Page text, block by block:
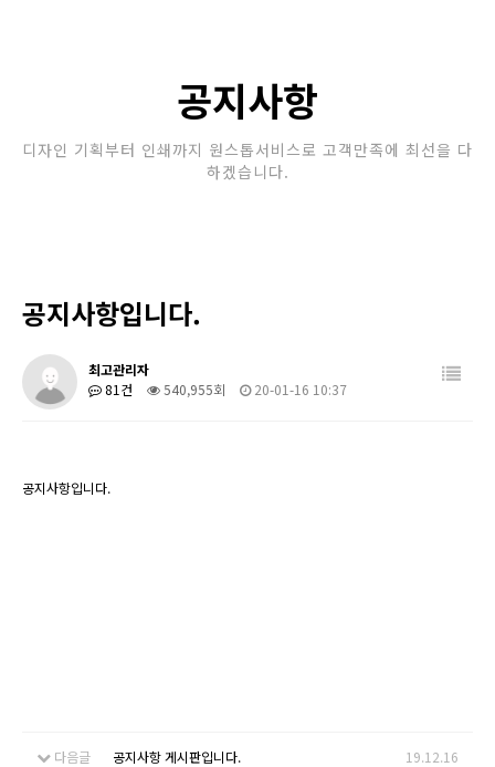
공지사항
디자인 기획부터 인쇄까지 원스톱서비스로 고객만족에 최선을 다
하겠습니다.
공지사항입니다.
최고관리자
81건
540,955회 20-01-16 10:37
공지사항입니다.
다음글 공지사항 게시판입니다. 19.12.16